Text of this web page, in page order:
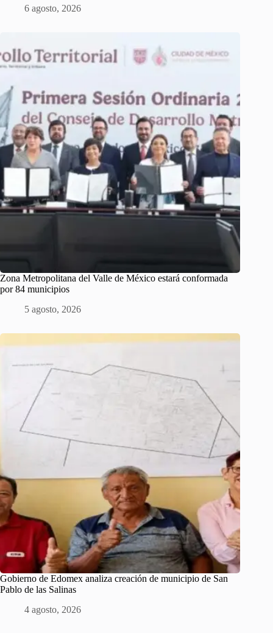
6 agosto, 2026
Zona Metropolitana del Valle de México estará conformada
por 84 municipios
5 agosto, 2026
Gobierno de Edomex analiza creación de municipio de San
Pablo de las Salinas
4 agosto, 2026